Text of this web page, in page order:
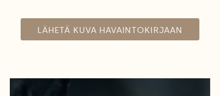
LÄHETÄ KUVA HAVAINTOKIRJAAN